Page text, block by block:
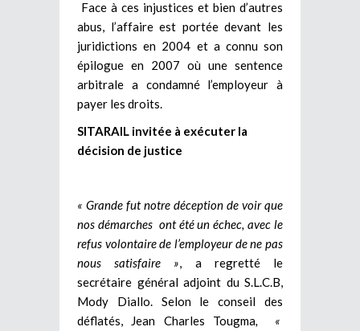
Face à ces injustices et bien d’autres
abus, l’affaire est portée devant les
juridictions en 2004 et a connu son
épilogue en 2007 où une sentence
arbitrale a condamné l’employeur à
payer les droits.
SITARAIL invitée à exécuter la
décision de justice
« Grande fut notre déception de voir que
nos démarches ont été un échec, avec le
refus volontaire de l’employeur de ne pas
nous satisfaire » , a regretté le
secrétaire général adjoint du S.L.C.B,
Mody Diallo. Selon le conseil des
déflatés, Jean Charles Tougma , «